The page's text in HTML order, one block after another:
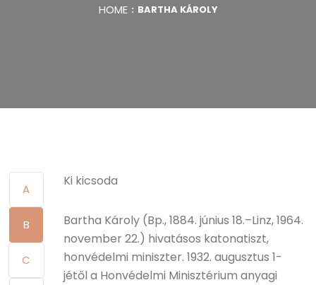
HOME BARTHA KÁROLY
A
B
C
Ki kicsoda
Bartha Károly (Bp., 1884. június 18.–Linz, 1964.
november 22.) hivatásos katonatiszt,
honvédelmi miniszter. 1932. augusztus 1-
jétől a Honvédelmi Minisztérium anyagi